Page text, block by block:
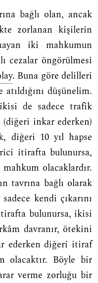
bağlı olan, ancak
zorlanan kişilerin
iki mahkumun
cezalar öngörülmesi
. Buna göre delilleri
düşünelim.
de sadece trafik
inkar ederken)
diğeri 10 yıl hapse
itirafta bulunursa,
olacaklardır.
tavrına bağlı olarak
kendi çıkarını
bulunursa, ikisi
davranır, ötekini
ederken diğeri itiraf
olacaktır. Böyle bir
verme zorluğu bir